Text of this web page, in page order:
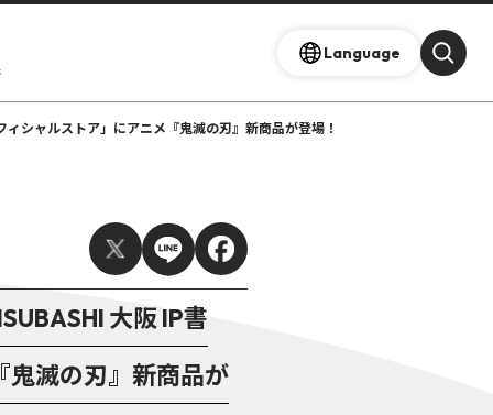
Language
シャルストア」にアニメ『鬼滅の刃』新商品が登場！
大阪 IP書
鬼滅の刃』新商品が